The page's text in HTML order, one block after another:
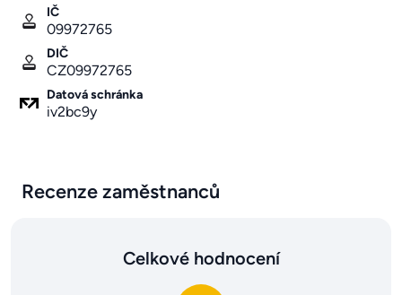
IČ
09972765
DIČ
CZ09972765
Datová schránka
iv2bc9y
Recenze zaměstnanců
Celkové hodnocení